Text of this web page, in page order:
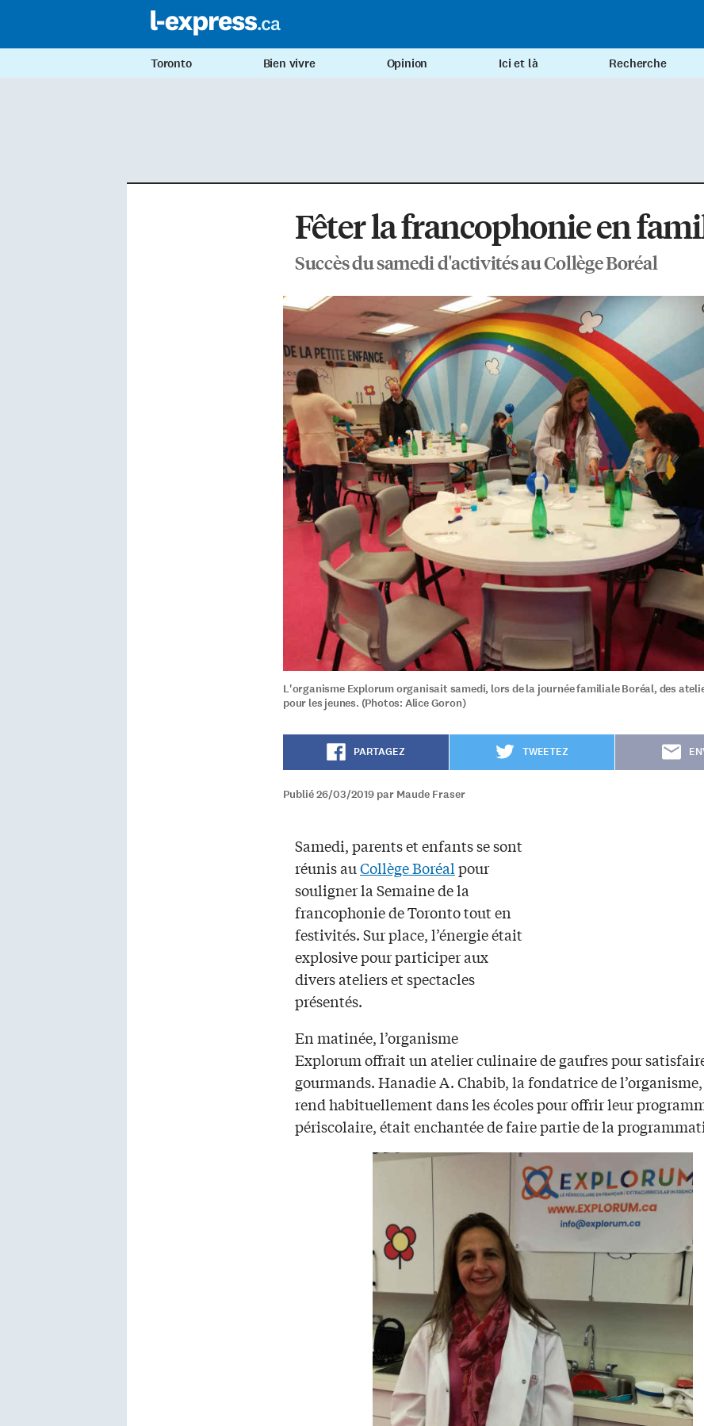
Toronto Bien vivre Opinion Ici et là Recherche
Fêter la francophonie en
Succès du samedi d'activités au Collège Boréal
L'organisme Explorum organisait samedi, lors de la journée familiale Boréal, des
pour les jeunes. (Photos: Alice Goron)
PARTAGEZ TWEETEZ
Publié 26/03/2019 par Maude Fraser
Samedi, parents et enfants se sont
réunis auCollège Boréalpour
souligner la Semaine de la
francophonie de Toronto tout en
festivités. Sur place, l’énergie était
explosive pour participer aux
divers ateliers et spectacles
présentés.
En matinée, l’organisme
Explorum offrait un atelier culinaire de gaufres pour
gourmands. Hanadie A. Chabib, la fondatrice de
rend habituellement dans les écoles pour offrir leur
périscolaire, était enchantée de faire partie de la